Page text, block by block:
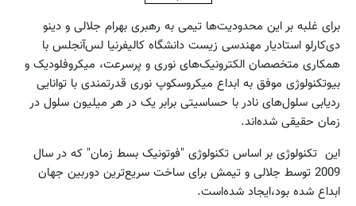
برای غلبه بر این محدودیت‌ها تیمی به رهبری بهرام جلالی و دینو
دی‌کارلو استاد‌یار مهندسی زیست دانشگاه کالیفرنیا لس‌آنجلس با
همکاری متخصصان الکترونیک‌های نوری و پرسرعت،‌ میکروفلودیک و
بیوتکنولوژی موفق به ابداع میکروسکوپ نوری قدرتمندی با توانایی
ردیابی سلول‌های نادر با حساسیتی برابر یک در هر میلیون سلول در
زمان حقیقی شده‌اند.
این تکنولوژی بر اساس تکنولوژی "فوتونیک بسط زمان" که در سال
2009 توسط جلالی و تیمش برای ساخت سریع‌ترین دوربین جهان
ابداع شده بود،‌ایجاد شده‌است.